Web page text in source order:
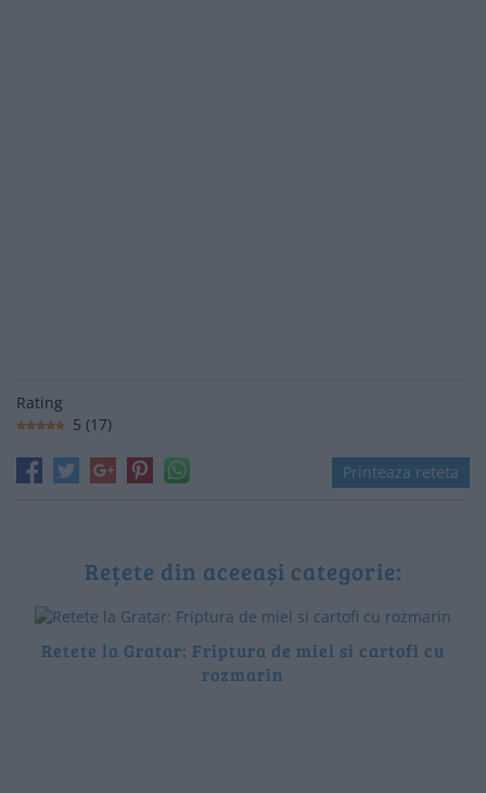
Rating
5 (17)
Printeaza reteta
Rețete din aceeași categorie:
Retete la Gratar: Friptura de miel si cartofi cu
rozmarin